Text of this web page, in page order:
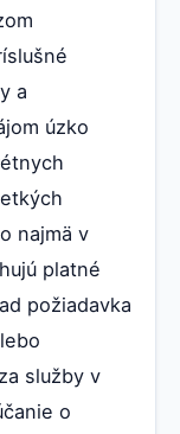
a
úzko
najmä v
platné
požiadavka
služby v
o